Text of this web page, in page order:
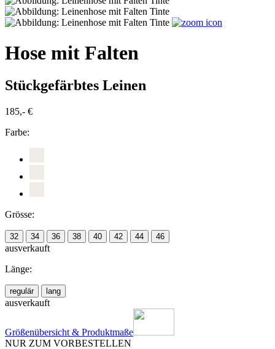
Hose mit Falten
Stückgefärbtes Leinen
185,- €
Farbe:
Grösse:
32 34 36 38 40 42 44 46
ausverkauft
Länge:
regulär lang
ausverkauft
Größenübersicht & Produktmaße
NUR ZUM VORBESTELLEN